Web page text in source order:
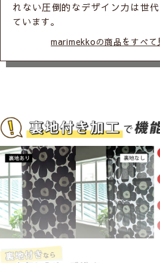
れない圧倒的なデザイン力は世
ています。
marimekkoの商品をすべ